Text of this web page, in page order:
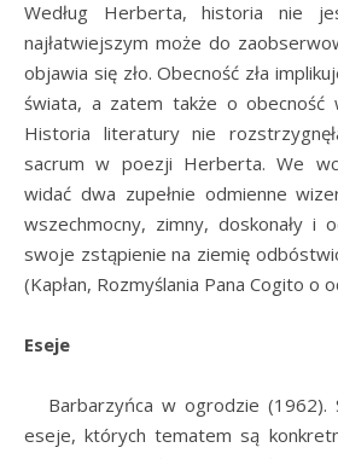
Według Herberta, historia nie
najłatwiejszym może do
objawia się zło. Obecność zła
świata, a zatem także o obecność
Historia literatury nie
sacrum w poezji Herberta. We
widać dwa zupełnie odmienne
wszechmocny, zimny, doskonały i
swoje zstąpienie na ziemię
(Kapłan, Rozmyślania Pana Cogito o
Eseje
Barbarzyńca w ogrodzie (1962).
eseje, których tematem są